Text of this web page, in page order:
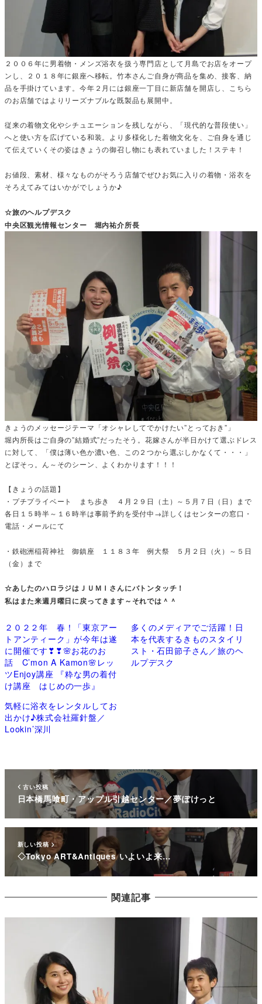
２００６年に男着物・メンズ浴衣を扱う専門店として月島でお店をオープ
ンし、２０１８年に銀座へ移転。竹本さんご自身が商品を集め、接客、納
品を手掛けています。今年２月には銀座一丁目に新店舗を開店し、こちら
のお店舗ではよりリーズナブルな既製品も展開中。
従来の着物文化やシチュエーションを残しながら、「現代的な普段使い」
へと使い方を広げている和装。より多様化した着物文化を、ご自身を通じ
て伝えていくその姿はきょうの御召し物にも表れていました！ステキ！
お値段、素材、様々なものがそろう店舗でぜひお気に入りの着物・浴衣を
そろえてみてはいかがでしょうか♪
☆旅のヘルプデスク
中央区観光情報センター 堀内祐介所長
きょうのメッセージテーマ「オシャレしてでかけたい”とっておき”」
堀内所長はご自身の”結婚式”だったそう。花嫁さんが半日かけて選ぶドレス
に対して、「僕は薄い色か濃い色、この２つから選ぶしかなくて・・・」
とぼそっ。ん～そのシーン、よくわかります！！！
【きょうの話題】
・プチプライベート まち歩き ４月２９日（土）～５月７日（日）まで
各日１５時半～１６時半は事前予約を受付中→詳しくはセンターの窓口・
電話・メールにて
・鉄砲洲稲荷神社 御鎮座 １１８３年 例大祭 ５月２日（火）～５日
（金）まで
☆あしたのハロラジはＪＵＭＩさんにバトンタッチ！
私はまた来週月曜日に戻ってきます～それでは＾＾
２０２２年 春！「東京アー
トアンティーク」が今年は遂
に開催です❣❣🌸お花のお
話 C’mon A Kamon🌸レッ
ツEnjoy講座 『粋な男の着付
け講座 はじめの一歩』
多くのメディアでご活躍！日
本を代表するきものスタイリ
スト・石田節子さん／旅のヘ
ルプデスク
気軽に浴衣をレンタルしてお
出かけ♪株式会社羅針盤／
Lookin’深川
古い投稿
日本橋馬喰町・アップル引越センター／夢ぽけっと
新しい投稿
◇Tokyo ART&Antiques いよいよ来…
関連記事